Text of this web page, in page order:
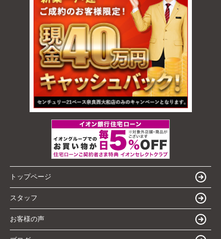
トップページ
スタッフ
お客様の声